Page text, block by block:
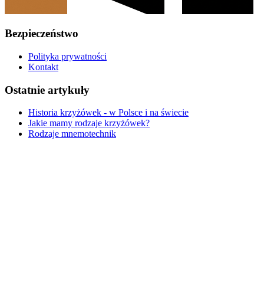
Bezpieczeństwo
Polityka prywatności
Kontakt
Ostatnie artykuły
Historia krzyżówek - w Polsce i na świecie
Jakie mamy rodzaje krzyżówek?
Rodzaje mnemotechnik